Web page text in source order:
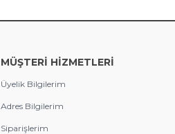
MÜŞTERİ HİZMETLERİ
Üyelik Bilgilerim
Adres Bilgilerim
Siparişlerim